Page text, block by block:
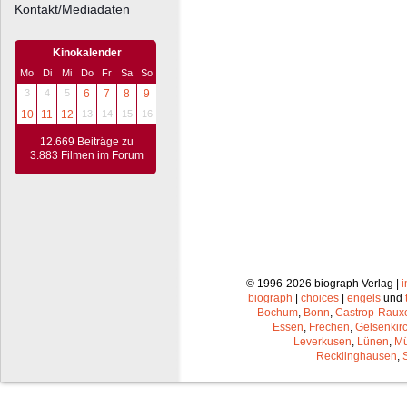
Kontakt/Mediadaten
Kinokalender
Mo Di Mi Do Fr Sa
So
3
4 5 6 7 8
9
10
11 12 13 14 15 16
12.669 Beiträge zu
3.883 Filmen im Forum
© 1996-2026 biograph Verlag |
biograph
choices engels und
Bochum, Bonn, Castrop-
Essen, Frechen,
Leverkusen, Lünen,
Recklinghausen,